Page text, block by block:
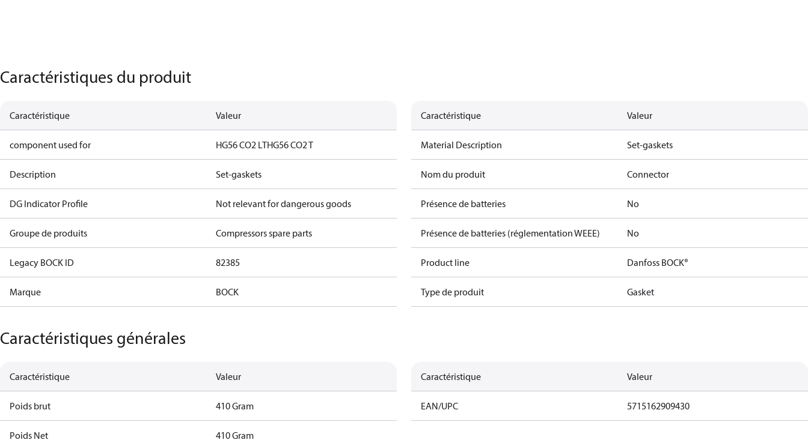
Caractéristiques du produit
Caractéristique Valeur
component used for HG56 CO2 LTHG56 CO2 T
Description Set-gaskets
DG Indicator Profile Not relevant for dangerous goods
Groupe de produits Compressors spare parts
Legacy BOCK ID 82385
Marque BOCK
Caractéristique Valeur
Material Description Set-gaskets
Nom du produit Connector
Présence de batteries No
Présence de batteries (réglementation WEEE) No
Product line Danfoss BOCK®
Type de produit Gasket
Caractéristiques générales
Caractéristique Valeur
Poids brut 410 Gram
Poids Net 410 Gram
Caractéristique Valeur
EAN/UPC 5715162909430